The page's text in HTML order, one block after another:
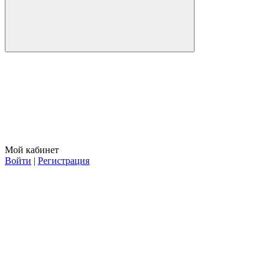
Мой кабинет
Войти | Регистрация